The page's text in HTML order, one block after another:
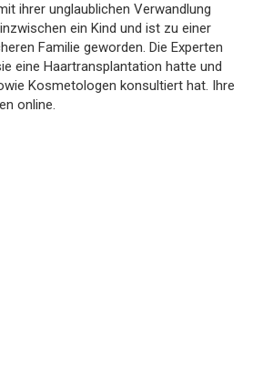
ihrer unglaublichen Verwandlung
ein Kind und ist zu einer
Familie geworden. Die Experten
eine Haartransplantation hatte und
Kosmetologen konsultiert hat. Ihre
online.